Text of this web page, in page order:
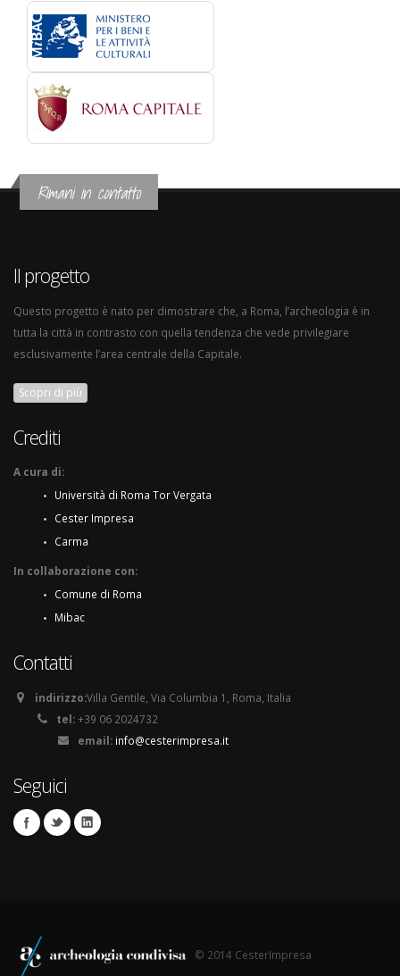
Rimani in contatto
Il progetto
Questo progetto è nato per dimostrare che, a Roma, l’archeologia è in
tutta la città in contrasto con quella tendenza che vede privilegiare
esclusivamente l’area centrale della Capitale.
Scopri di più
Crediti
A cura di:
Università di Roma Tor Vergata
Cester Impresa
Carma
In collaborazione con:
Comune di Roma
Mibac
Contatti
indirizzo:Villa Gentile, Via Columbia 1, Roma, Italia
tel:+39 06 2024732
email: info@cesterimpresa.it
Seguici
© 2014 CesterImpresa